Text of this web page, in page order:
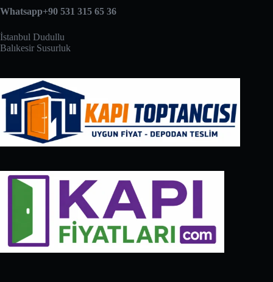
Whatsapp+90 531 315 65 36
İstanbul Dudullu
Balıkesir Susurluk